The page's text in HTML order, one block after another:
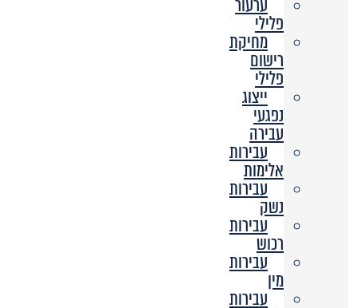
פלילי
מחיקת
רישום
פלילי
ייצוג
נפגעי
עבירה
עבירות
אלימות
עבירות
נשק
עבירות
רכוש
עבירות
מין
עבירות